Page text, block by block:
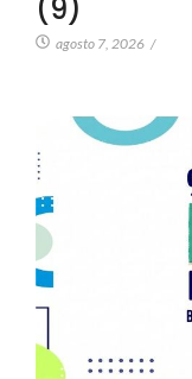
(9)
agosto 7, 2026 /